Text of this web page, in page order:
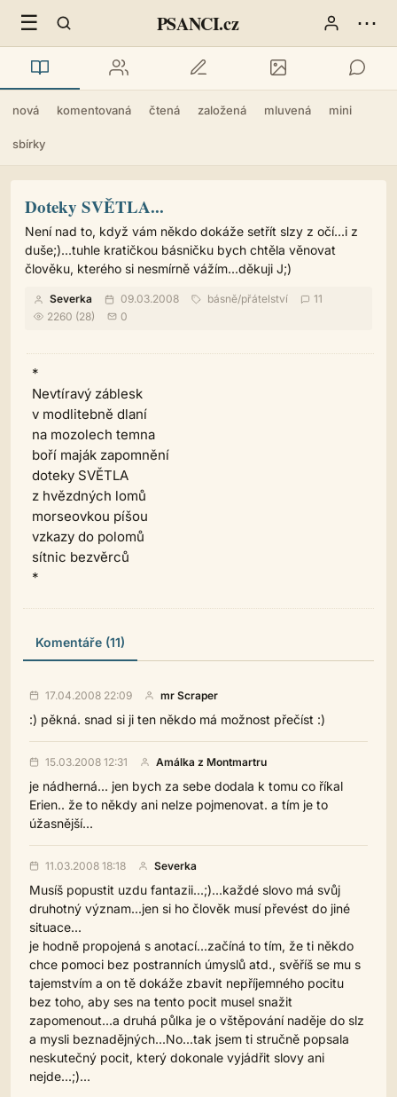
☰ PSANCI.cz ⋯
nová komentovaná čtená založená mluvená mini
sbírky
Doteky SVĚTLA...
Není nad to, když vám někdo dokáže setřít slzy z očí...i z
duše;)...tuhle kratičkou básničku bych chtěla věnovat
člověku, kterého si nesmírně vážím...děkuji J;)
Severka 09.03.2008 básně/přátelství
11
2260 (28)
0
*
Nevtíravý záblesk
v modlitebně dlaní
na mozolech temna
boří maják zapomnění
doteky SVĚTLA
z hvězdných lomů
morseovkou píšou
vzkazy do polomů
sítnic bezvěrců
*
Komentáře (11)
17.04.2008 22:09 mr Scraper
:) pěkná. snad si ji ten někdo má možnost přečíst :)
15.03.2008 12:31 Amálka z Montmartru
je nádherná... jen bych za sebe dodala k tomu co říkal
Erien.. že to někdy ani nelze pojmenovat. a tím je to
úžasnější...
11.03.2008 18:18 Severka
Musíš popustit uzdu fantazii...;)...každé slovo má svůj
druhotný význam...jen si ho člověk musí převést do jiné
situace...
je hodně propojená s anotací...začíná to tím, že ti někdo
chce pomoci bez postranních úmyslů atd., svěříš se mu s
tajemstvím a on tě dokáže zbavit nepříjemného pocitu
bez toho, aby ses na tento pocit musel snažit
zapomenout...a druhá půlka je o vštěpování naděje do slz
a mysli beznadějných...No...tak jsem ti stručně popsala
neskutečný pocit, který dokonale vyjádřit slovy ani
nejde...;)...